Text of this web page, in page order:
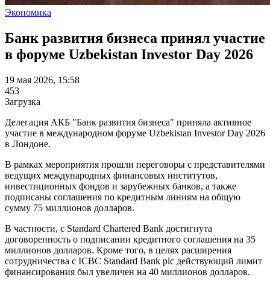
Экономика
Банк развития бизнеса принял участие
в форуме Uzbekistan Investor Day 2026
19 мая 2026, 15:58
453
Загрузка
Делегация АКБ "Банк развития бизнеса" приняла активное
участие в международном форуме Uzbekistan Investor Day 2026
в Лондоне.
В рамках мероприятия прошли переговоры с представителями
ведущих международных финансовых институтов,
инвестиционных фондов и зарубежных банков, а также
подписаны соглашения по кредитным линиям на общую
сумму 75 миллионов долларов.
В частности, с Standard Chartered Bank достигнута
договоренность о подписании кредитного соглашения на 35
миллионов долларов. Кроме того, в целях расширения
сотрудничества с ICBC Standard Bank plc действующий лимит
финансирования был увеличен на 40 миллионов долларов.